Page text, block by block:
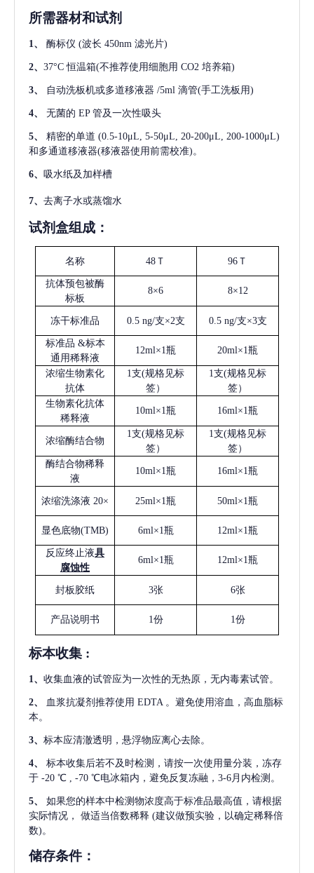
所需器材和试剂
1、 酶标仪 (波长 450nm 滤光片)
2、 37°C 恒温箱(不推荐使用细胞用 CO2 培养箱)
3、 自动洗板机或多道移液器 /5ml 滴管(手工洗板用)
4、 无菌的 EP 管及一次性吸头
5、 精密的单道 (0.5-10μL, 5-50μL, 20-200μL, 200-1000μL)
和多通道移液器(移液器使用前需校准)。
6、 吸水纸及加样槽
7、 去离子水或蒸馏水
试剂盒组成：
名称 48Ｔ 96Ｔ
抗体预包被酶
标板
8×6 8×12
冻干标准品 0.5 ng/支×2支 0.5 ng/支×3支
标准品 &标本
通用稀释液
12ml×1瓶 20ml×1瓶
浓缩生物素化
抗体
1支(规格见标
签）
1支(规格见标
签）
生物素化抗体
稀释液
10ml×1瓶 16ml×1瓶
浓缩酶结合物
1支(规格见标
签）
1支(规格见标
签）
酶结合物稀释
液
10ml×1瓶 16ml×1瓶
浓缩洗涤液 20× 25ml×1瓶 50ml×1瓶
显色底物(TMB) 6ml×1瓶 12ml×1瓶
反应终止液具
腐蚀性
6ml×1瓶 12ml×1瓶
封板胶纸 3张 6张
产品说明书 1份 1份
标本收集 :
1、 收集血液的试管应为一次性的无热原，无内毒素试管。
2、 血浆抗凝剂推荐使用 EDTA 。避免使用溶血，高血脂标
本。
3、 标本应清澈透明，悬浮物应离心去除。
4、
标本收集后若不及时检测，请按一次使用量分装，冻存
于 -20 ℃ , -70 ℃电冰箱内，避免反复冻融，3-6月内检测。
5、
如果您的样本中检测物浓度高于标准品最高值，请根据
实际情况，
做适当倍数稀释 (建议做预实验，以确定稀释倍
数)。
储存条件：